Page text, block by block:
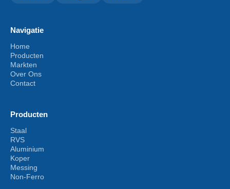
Navigatie
Home
Producten
Markten
Over Ons
Contact
Producten
Staal
RVS
Aluminium
Koper
Messing
Non-Ferro